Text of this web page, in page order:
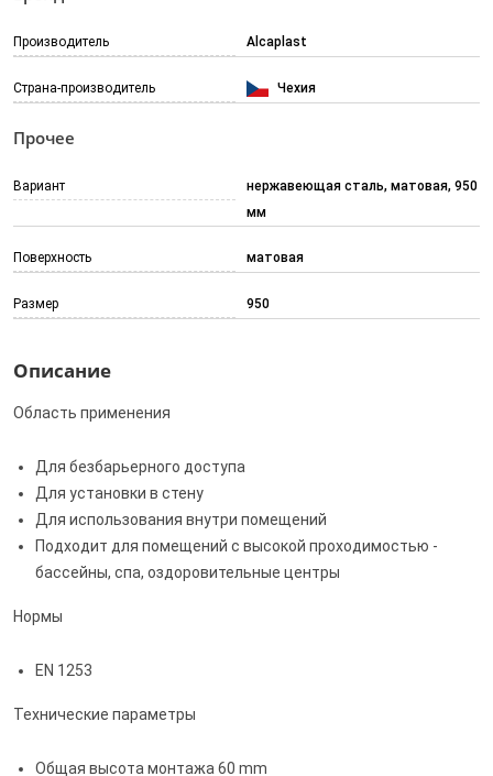
Производитель Alcaplast
Страна-производитель Чехия
Прочее
Вариант
нержавеющая сталь, матовая, 950
мм
Поверхность матовая
Размер 950
Описание
Область применения
Для безбарьерного доступа
Для установки в стену
Для использования внутри помещений
Подходит для помещений с высокой проходимостью -
бассейны, спа, оздоровительные центры
Нормы
EN 1253
Технические параметры
Общая высота монтажа 60 mm